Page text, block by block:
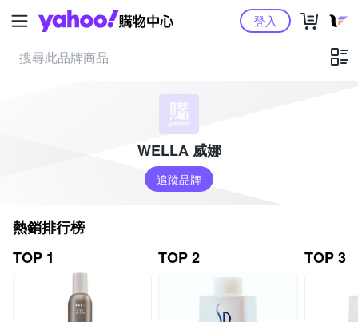
Yahoo購物中心登入
WELLA 威娜
追蹤品牌
熱銷排行榜
TOP 1
TOP 2 TOP 3